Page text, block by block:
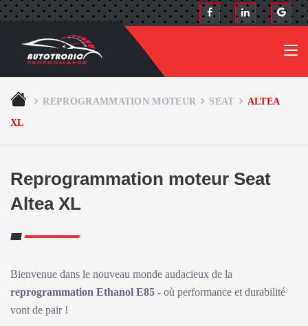
REPROGRAMMATION MOTEUR SEAT
ALTEA
XL
Reprogrammation moteur Seat
Altea XL
Bienvenue dans le nouveau monde audacieux de la
reprogrammation Ethanol E85 - où performance et durabilité
vont de pair !